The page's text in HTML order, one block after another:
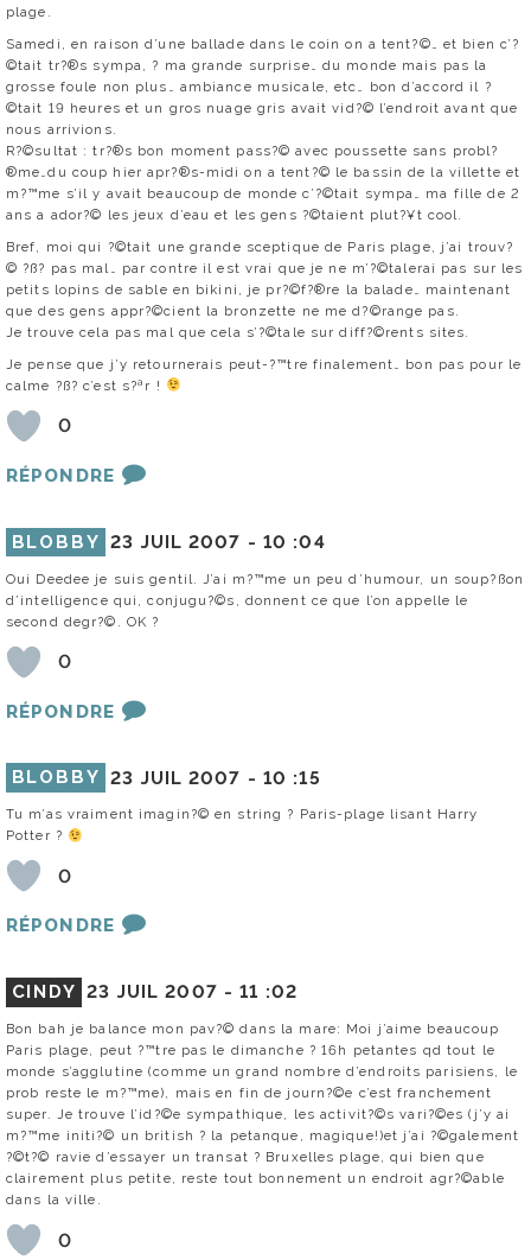
plage.
Samedi, en raison d’une ballade dans le coin on a tent?©… et bien c’?
©tait tr?®s sympa, ? ma grande surprise… du monde mais pas la
grosse foule non plus… ambiance musicale, etc… bon d’accord il ?
©tait 19 heures et un gros nuage gris avait vid?© l’endroit avant que
nous arrivions.
R?©sultat : tr?®s bon moment pass?© avec poussette sans probl?
®me…du coup hier apr?®s-midi on a tent?© le bassin de la villette et
m?™me s’il y avait beaucoup de monde c’?©tait sympa… ma fille de 2
ans a ador?© les jeux d’eau et les gens ?©taient plut?¥t cool.
Bref, moi qui ?©tait une grande sceptique de Paris plage, j’ai trouv?
© ?ß? pas mal… par contre il est vrai que je ne m’?©talerai pas sur les
petits lopins de sable en bikini, je pr?©f?®re la balade… maintenant
que des gens appr?©cient la bronzette ne me d?©range pas.
Je trouve cela pas mal que cela s’?©tale sur diff?©rents sites.
Je pense que j’y retournerais peut-?™tre finalement… bon pas pour le
calme ?ß? c’est s?ªr !
0
RÉPONDRE
BLOBBY 23 JUIL 2007 - 10 :04
Oui Deedee je suis gentil. J’ai m?™me un peu d’humour, un soup?ßon
d’intelligence qui, conjugu?©s, donnent ce que l’on appelle le
second degr?©. OK ?
0
RÉPONDRE
BLOBBY 23 JUIL 2007 - 10 :15
Tu m’as vraiment imagin?© en string ? Paris-plage lisant Harry
Potter ?
0
RÉPONDRE
CINDY 23 JUIL 2007 -11 :02
Bon bah je balance mon pav?© dans la mare: Moi j’aime beaucoup
Paris plage, peut ?™tre pas le dimanche ? 16h petantes qd tout le
monde s’agglutine (comme un grand nombre d’endroits parisiens, le
prob reste le m?™me), mais en fin de journ?©e c’est franchement
super. Je trouve l’id?©e sympathique, les activit?©s vari?©es (j’y ai
m?™me initi?© un british ? la petanque, magique!)et j’ai ?©galement
?©t?© ravie d’essayer un transat ? Bruxelles plage, qui bien que
clairement plus petite, reste tout bonnement un endroit agr?©able
dans la ville.
0